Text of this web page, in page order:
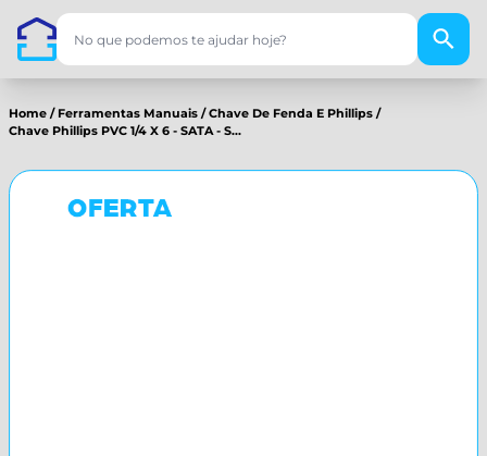
Home / Ferramentas Manuais /Chave De Fenda E Phillips /
Chave Phillips PVC 1/4 X 6 - SATA - S...